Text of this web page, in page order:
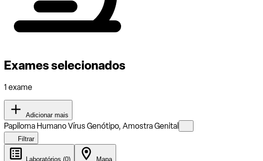
Exames selecionados
1 exame
Adicionar mais
Papiloma Humano Vírus Genótipo, Amostra Genital
Filtrar
Laboratórios (0) Mapa